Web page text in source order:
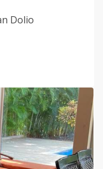
Dolio